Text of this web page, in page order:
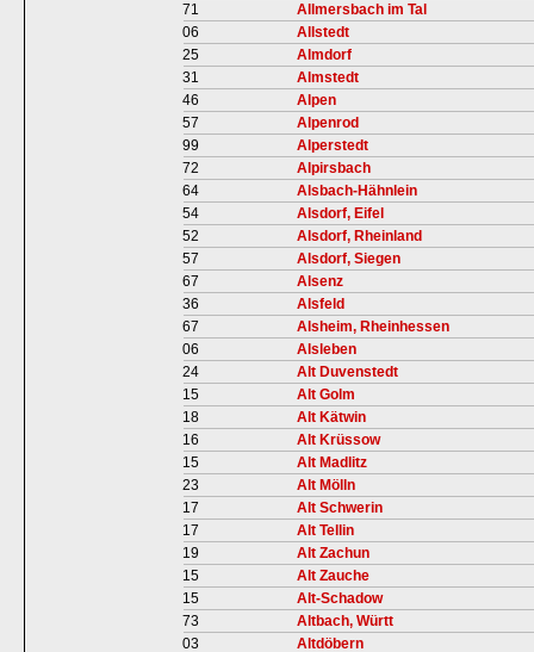
71
Allmersbach im Tal
06
Allstedt
25
Almdorf
31
Almstedt
46
Alpen
57
Alpenrod
99
Alperstedt
72
Alpirsbach
64
Alsbach-Hähnlein
54
Alsdorf, Eifel
52
Alsdorf, Rheinland
57
Alsdorf, Siegen
67
Alsenz
36
Alsfeld
67
Alsheim, Rheinhessen
06
Alsleben
24
Alt Duvenstedt
15
Alt Golm
18
Alt Kätwin
16
Alt Krüssow
15
Alt Madlitz
23
Alt Mölln
17
Alt Schwerin
17
Alt Tellin
19
Alt Zachun
15
Alt Zauche
15
Alt-Schadow
73
Altbach, Württ
03
Altdöbern